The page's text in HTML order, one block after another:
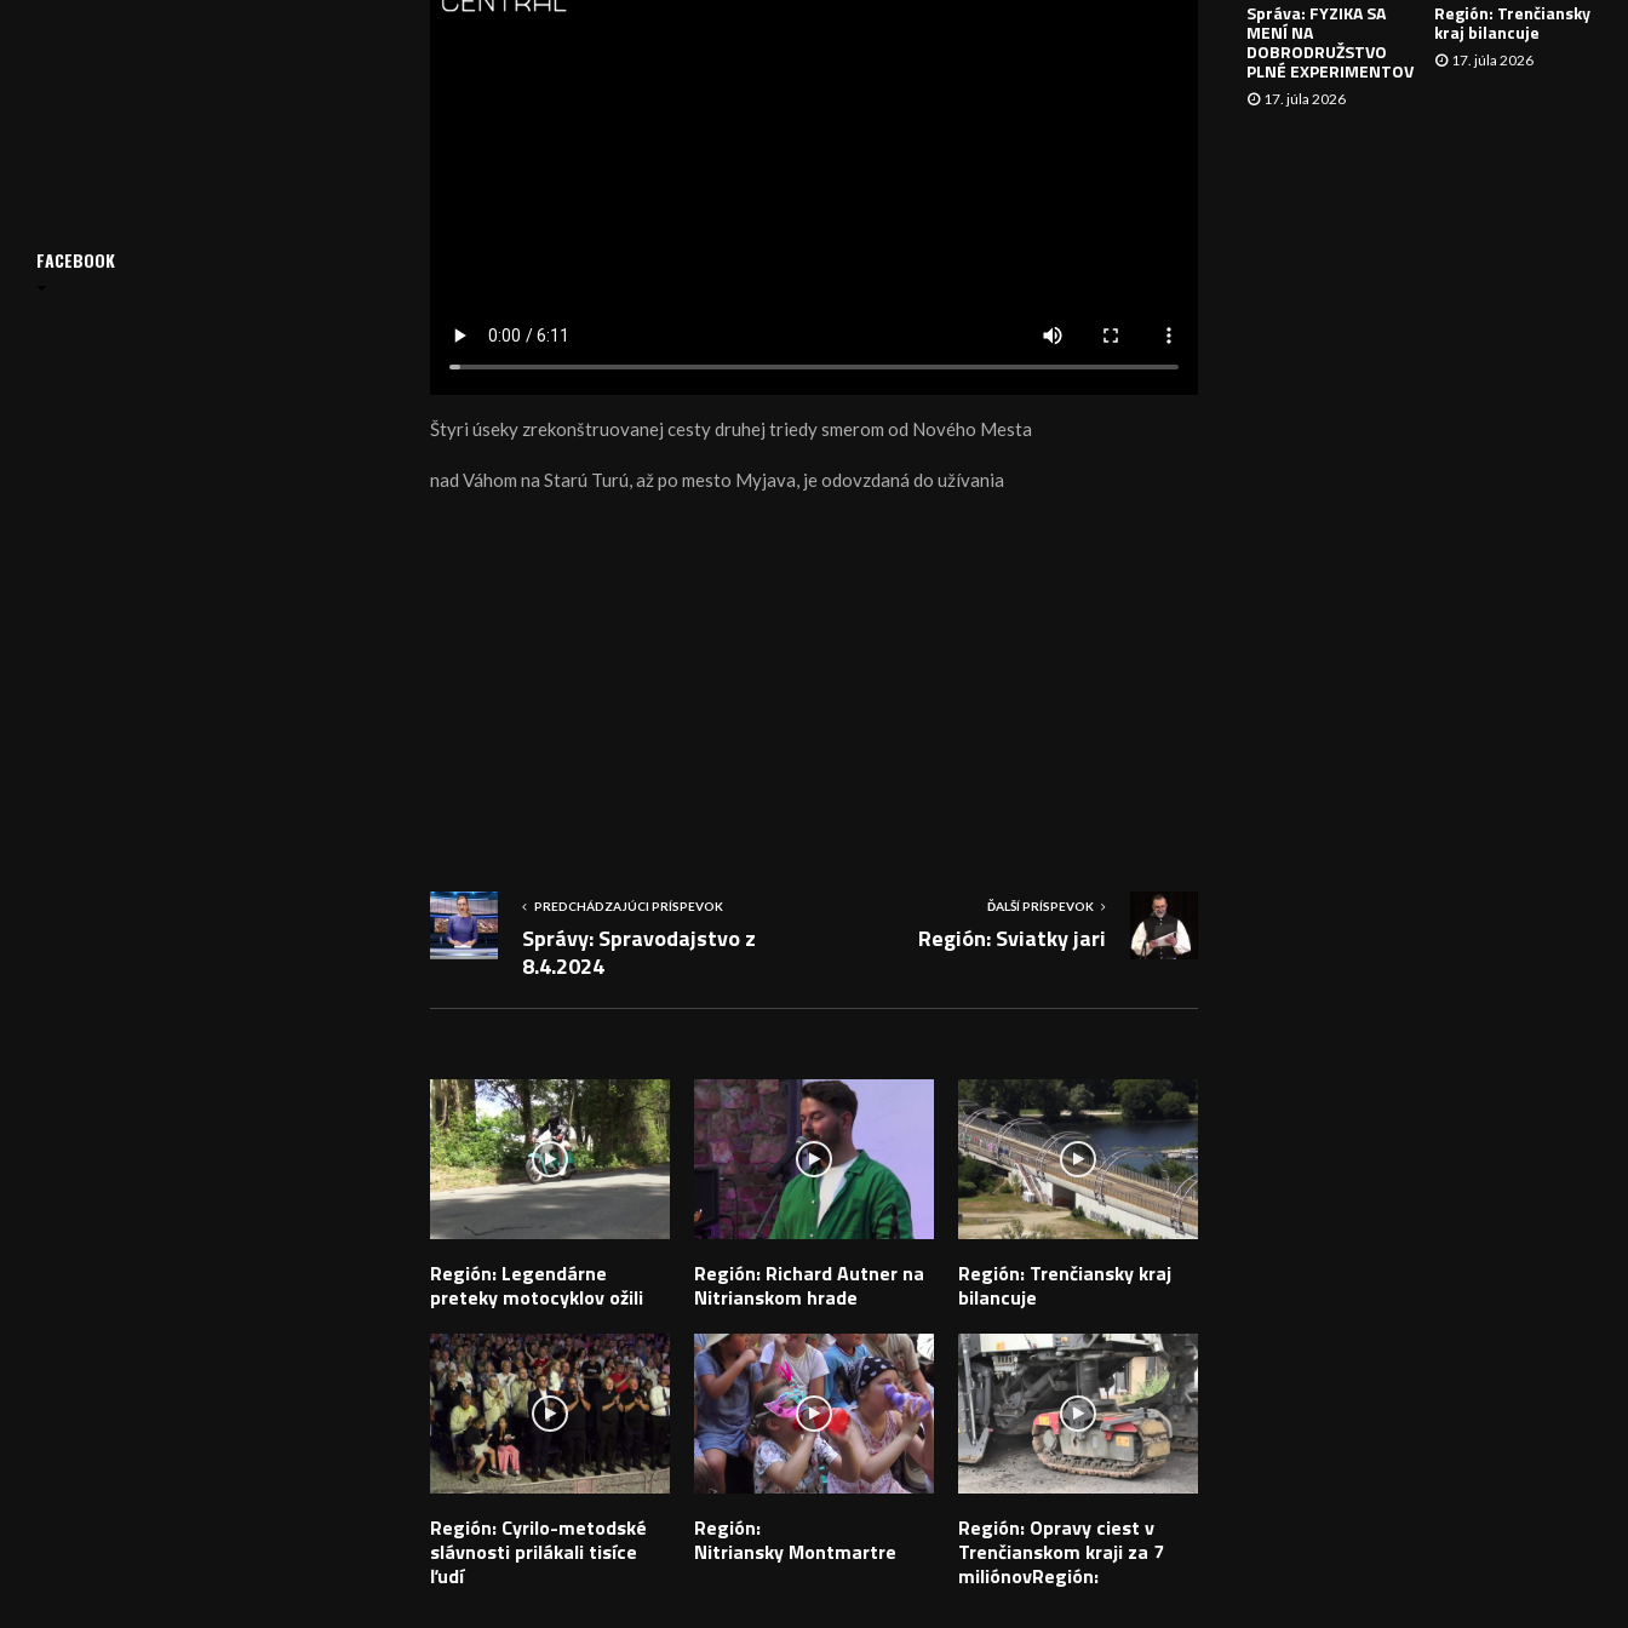
Štyri úseky zrekonštruovanej cesty druhej triedy smerom od Nového Mesta
nad Váhom na Starú Turú, až po mesto Myjava, je odovzdaná do užívania
PREDCHÁDZAJÚCI PRÍSPEVOK
Správy: Spravodajstvo z
8.4.2024
ĎALŠÍ PRÍSPEVOK
Región: Sviatky jari
Región: Legendárne
preteky motocyklov ožili
Región: Richard Autner na
Nitrianskom hrade
Región: Trenčiansky kraj
bilancuje
Región: Cyrilo-metodské
slávnosti prilákali tisíce
ľudí
Región:
Nitriansky Montmartre
Región: Opravy ciest v
Trenčianskom kraji za 7
miliónovRegión:
FACEBOOK
I
Správa: FYZIKA SA
MENÍ NA
DOBRODRUŽSTVO
PLNÉ EXPERIMENTOV
17. júla 2026
Región: Trenčiansky
kraj bilancuje
17. júla 2026